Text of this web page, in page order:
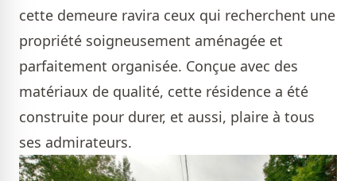
cette demeure ravira ceux qui recherchent une
propriété soigneusement aménagée et
parfaitement organisée. Conçue avec des
matériaux de qualité, cette résidence a été
construite pour durer, et aussi, plaire à tous
ses admirateurs.